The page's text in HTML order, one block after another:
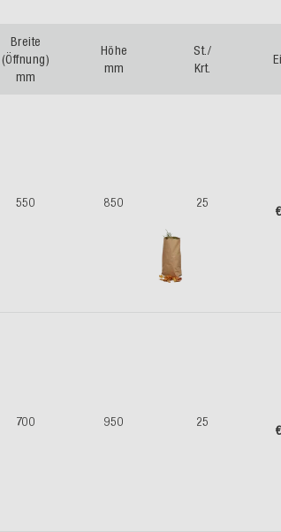
Breite
(Öffnung)
mm
Höhe
mm
St./
Krt.
550 850 25
700 950 25